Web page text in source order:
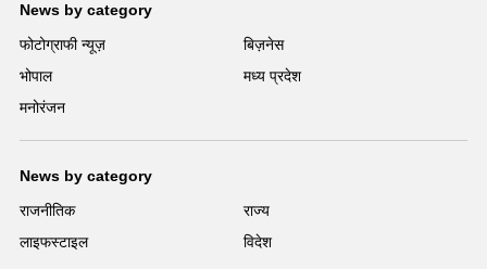
News by category
फोटोग्राफी न्यूज़
बिज़नेस
भोपाल
मध्य प्रदेश
मनोरंजन
News by category
राजनीतिक
राज्य
लाइफस्टाइल
विदेश